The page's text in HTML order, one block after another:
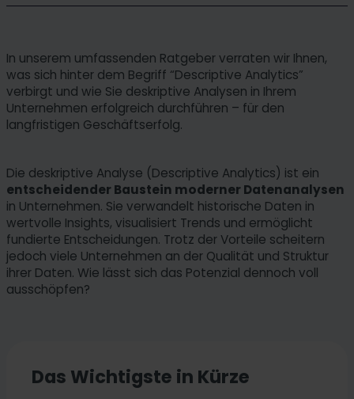
In unserem umfassenden Ratgeber verraten wir Ihnen,
was sich hinter dem Begriff “Descriptive Analytics”
verbirgt und wie Sie deskriptive Analysen in Ihrem
Unternehmen erfolgreich durchführen – für den
langfristigen Geschäftserfolg.
Die deskriptive Analyse (Descriptive Analytics) ist ein
entscheidender Baustein moderner Datenanalysen
in Unternehmen. Sie verwandelt historische Daten in
wertvolle Insights, visualisiert Trends und ermöglicht
fundierte Entscheidungen. Trotz der Vorteile scheitern
jedoch viele Unternehmen an der Qualität und Struktur
ihrer Daten. Wie lässt sich das Potenzial dennoch voll
ausschöpfen?
Das Wichtigste in Kürze